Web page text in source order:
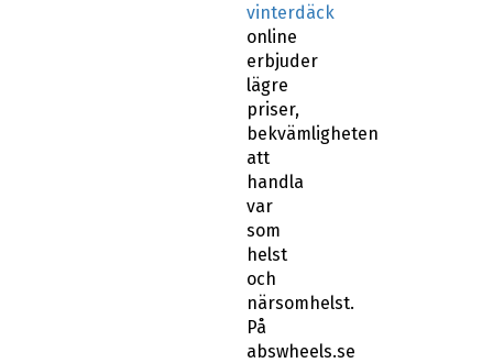
vinterdäck
online
erbjuder
lägre
priser,
bekvämligheten
att
handla
var
som
helst
och
närsomhelst.
På
abswheels.se